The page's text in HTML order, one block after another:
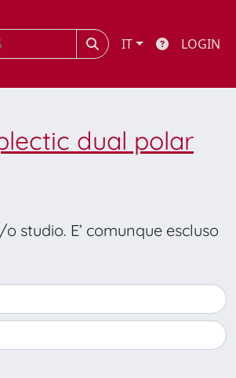
IT LOGIN
dual polar
studio. E’ comunque escluso